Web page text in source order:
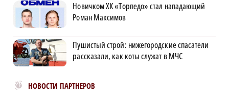
Новичком ХК «Торпедо» стал нападающий
Роман Максимов
Пушистый строй: нижегородские спасатели
рассказали, как коты служат в МЧС
НОВОСТИ ПАРТНЕРОВ
Новости МирТесен